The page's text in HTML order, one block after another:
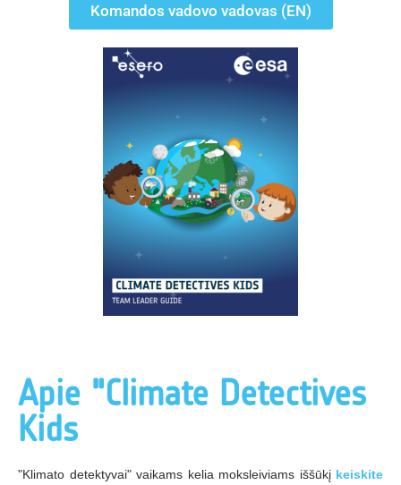
Komandos vadovo vadovas (EN)
Apie "Climate Detectives
Kids
"Klimato detektyvai" vaikams kelia moksleiviams iššūkį keiskite